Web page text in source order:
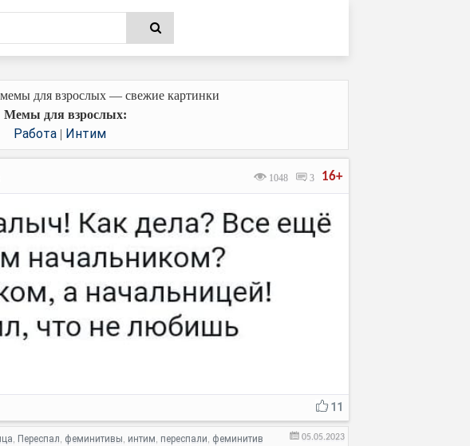
для взрослых — свежие картинки
Мемы для взрослых:
Работа| Интим
16+
1048 3
11
05.05.2023
, Переспал, феминитивы, интим, переспали, феминитив